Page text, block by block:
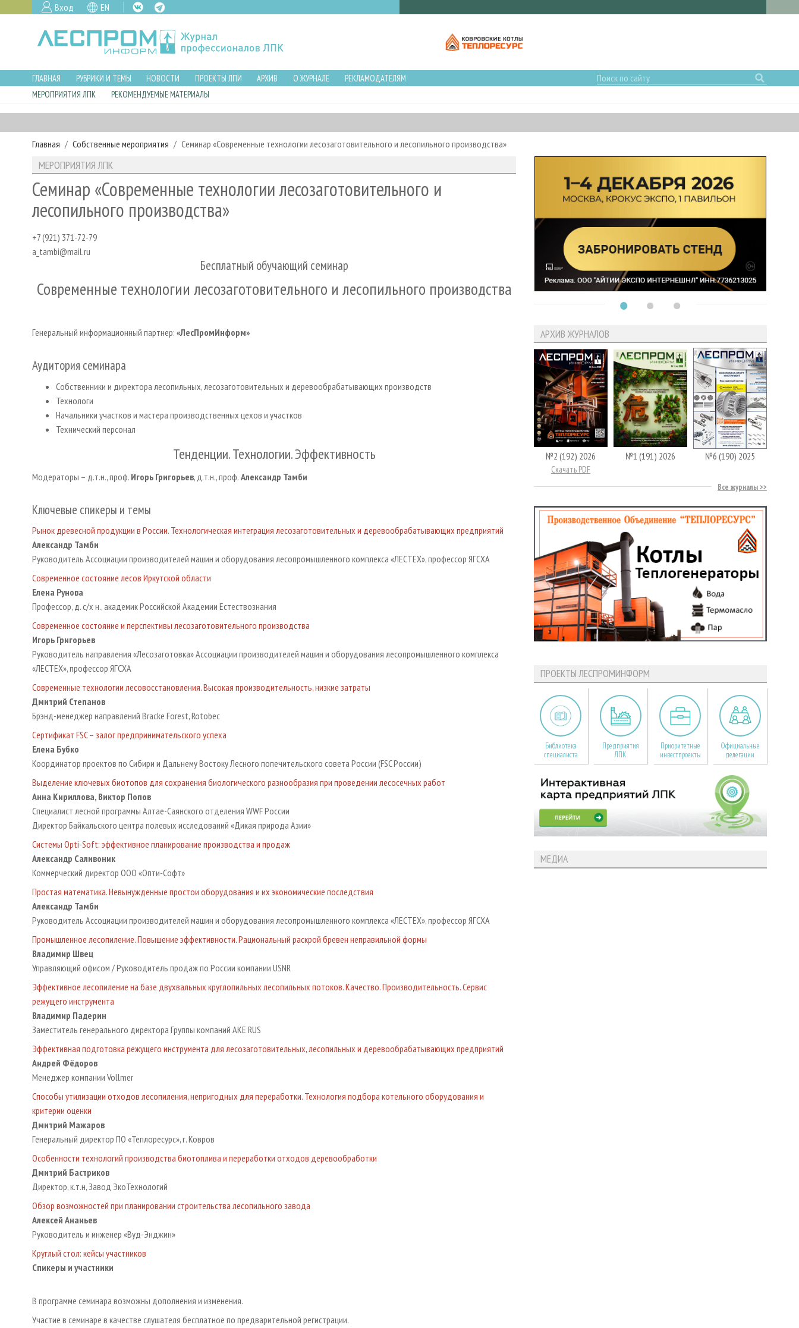
Вход EN
ГЛАВНАЯ РУБРИКИ И ТЕМЫ НОВОСТИ ПРОЕКТЫ ЛПИ АРХИВ О ЖУРНАЛЕ
РЕКЛАМОДАТЕЛЯМ
МЕРОПРИЯТИЯ ЛПК
РЕКОМЕНДУЕМЫЕ МАТЕРИАЛЫ
Главная Собственные мероприятия Семинар «Современные технологии лесозаготовительного и лесопильного производства»
МЕРОПРИЯТИЯ ЛПК
Семинар «Современные технологии лесозаготовительного и
лесопильного производства»
+7 (921) 371-72-79
a_tambi@mail.ru
Бесплатный обучающий семинар
Современные технологии лесозаготовительного и лесопильного производства
Генеральный информационный партнер: «ЛесПромИнформ»
Аудитория семинара
Собственники и директора лесопильных, лесозаготовительных и деревообрабатывающих производств
Технологи
Начальники участков и мастера производственных цехов и участков
Технический персонал
Тенденции. Технологии. Эффективность
Модераторы – д.т.н., проф. Игорь Григорьев, д.т.н., проф. Александр Тамби
Ключевые спикеры и темы
Рынок древесной продукции в России. Технологическая интеграция лесозаготовительных и деревообрабатывающих предприятий
Александр Тамби
Руководитель Ассоциации производителей машин и оборудования лесопромышленного комплекса «ЛЕСТЕХ», профессор ЯГСХА
Современное состояние лесов Иркутской области
Елена Рунова
Профессор, д. с/х н., академик Российской Академии Естествознания
Современное состояние и перспективы лесозаготовительного производства
Игорь Григорьев
Руководитель направления «Лесозаготовка» Ассоциации производителей машин и оборудования лесопромышленного комплекса
«ЛЕСТЕХ», профессор ЯГСХА
Современные технологии лесовосстановления. Высокая производительность, низкие затраты
Дмитрий Степанов
Брэнд-менеджер направлений Bracke Forest, Rotobec
Сертификат FSC – залог предпринимательского успеха
Елена Бубко
Координатор проектов по Сибири и Дальнему Востоку Лесного попечительского совета России (FSC России)
Выделение ключевых биотопов для сохранения биологического разнообразия при проведении лесосечных работ
Анна Кириллова, Виктор Попов
Специалист лесной программы Алтае-Саянского отделения WWF России
Директор Байкальского центра полевых исследований «Дикая природа Азии»
Системы Opti-Soft: эффективное планирование производства и продаж
Александр Саливоник
Коммерческий директор ООО «Опти-Софт»
Простая математика. Невынужденные простои оборудования и их экономические последствия
Александр Тамби
Руководитель Ассоциации производителей машин и оборудования лесопромышленного комплекса «ЛЕСТЕХ», профессор ЯГСХА
Промышленное лесопиление. Повышение эффективности. Рациональный раскрой бревен неправильной формы
Владимир Швец
Управляющий офисом / Руководитель продаж по России компании USNR
Эффективное лесопиление на базе двухвальных круглопильных лесопильных потоков. Качество. Производительность. Сервис
режущего инструмента
Владимир Падерин
Заместитель генерального директора Группы компаний АКЕ RUS
Эффективная подготовка режущего инструмента для лесозаготовительных, лесопильных и деревообрабатывающих предприятий
Андрей Фёдоров
Менеджер компании Vollmer
Способы утилизации отходов лесопиления, непригодных для переработки. Технология подбора котельного оборудования и
критерии оценки
Дмитрий Мажаров
Генеральный директор ПО «Теплоресурс», г. Ковров
Особенности технологий производства биотоплива и переработки отходов деревообработки
Дмитрий Бастриков
Директор, к.т.н, Завод ЭкоТехнологий
Обзор возможностей при планировании строительства лесопильного завода
Алексей Ананьев
Руководитель и инженер «Вуд-Энджин»
Круглый стол: кейсы участников
Спикеры и участники
В программе семинара возможны дополнения и изменения.
Участие в семинаре в качестве слушателя бесплатное по предварительной регистрации.
АРХИВ ЖУРНАЛОВ
№2 (192) 2026
Скачать PDF
№1 (191) 2026 №6 (190) 2025
Все журналы
ПРОЕКТЫ ЛЕСПРОМИНФОРМ
Библиотека
специалиста
Предприятия
ЛПК
Приоритетные
инвестпроекты
Официальные
делегации
МЕДИА